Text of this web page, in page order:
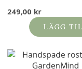
249,00 kr
LÄGG